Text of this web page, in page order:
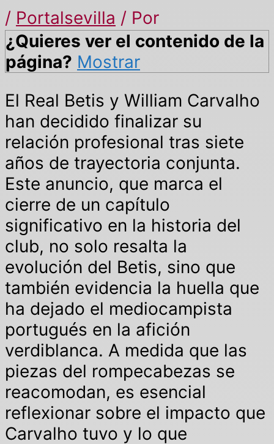
/ Portalsevilla / Por
¿Quieres ver el contenido de la
página? Mostrar
El Real Betis y William Carvalho
han decidido finalizar su
relación profesional tras siete
años de trayectoria conjunta.
Este anuncio, que marca el
cierre de un capítulo
significativo en la historia del
club, no solo resalta la
evolución del Betis, sino que
también evidencia la huella que
ha dejado el mediocampista
portugués en la afición
verdiblanca. A medida que las
piezas del rompecabezas se
reacomodan, es esencial
reflexionar sobre el impacto que
Carvalho tuvo y lo que